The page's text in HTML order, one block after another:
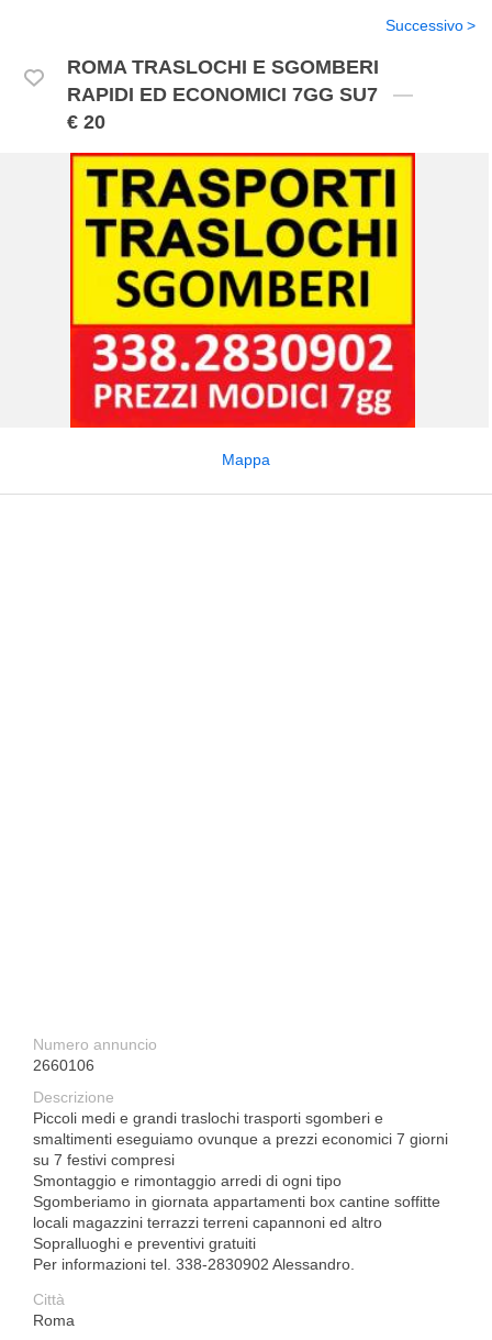
ROMA TRASLOCHI E SGOMBERI
RAPIDI ED ECONOMICI 7GG SU7
€ 20
Successivo
Mappa
Numero annuncio
2660106
Descrizione
Piccoli medi e grandi traslochi trasporti sgomberi e
smaltimenti eseguiamo ovunque a prezzi economici 7 giorni
su 7 festivi compresi
Smontaggio e rimontaggio arredi di ogni tipo
Sgomberiamo in giornata appartamenti box cantine soffitte
locali magazzini terrazzi terreni capannoni ed altro
Sopralluoghi e preventivi gratuiti
Per informazioni tel. 338-2830902 Alessandro.
Città
Roma